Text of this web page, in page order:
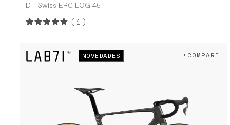
DT Swiss ERC LOG 45
(1)
NOVEDADES +COMPARE